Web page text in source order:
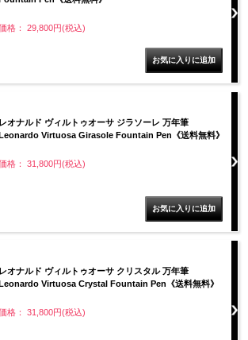
格： 29,800円(税込)
レオナルド ヴィルトゥオーサ ジラソーレ 万年筆
Virtuosa Girasole Fountain Pen《送料無料》
格： 31,800円(税込)
レオナルド ヴィルトゥオーサ クリスタル 万年筆
Virtuosa Crystal Fountain Pen《送料無料》
格： 31,800円(税込)